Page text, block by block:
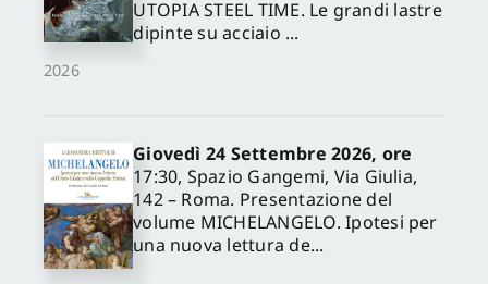
2026
UTOPIA STEEL TIME. Le grandi lastre
dipinte su acciaio ...
Giovedì 24 Settembre 2026, ore
17:30, Spazio Gangemi, Via Giulia,
142 – Roma. Presentazione del
volume MICHELANGELO. Ipotesi per
una nuova lettura de...